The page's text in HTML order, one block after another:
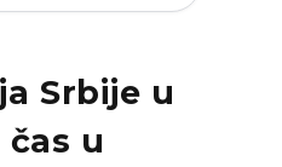
Srbije u
čas u